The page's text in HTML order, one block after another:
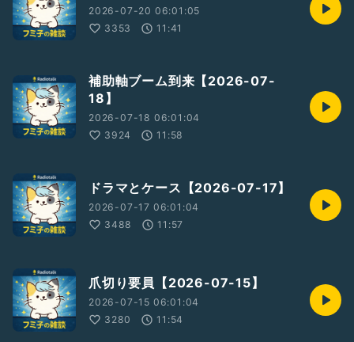
2026-07-20 06:01:05
3353
11:41
補助軸ブーム到来【2026-07-
18】
2026-07-18 06:01:04
3924
11:58
ドラマとケース【2026-07-17】
2026-07-17 06:01:04
3488
11:57
爪切り要員【2026-07-15】
2026-07-15 06:01:04
3280
11:54